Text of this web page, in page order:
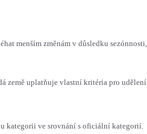
menším změnám v důsledku sezónnosti,
země uplatňuje vlastní kritéria pro udělení
kategorii ve srovnání s oficiální kategorií.